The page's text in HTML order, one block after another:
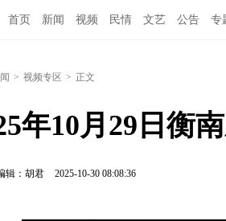
首页 新闻 视频 民情 文艺 公告 专
> 视频专区 > 正文
年10月29日衡
辑：胡君 2025-10-30 08:08:36